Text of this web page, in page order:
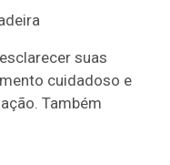
suas
cuidadoso e
Também